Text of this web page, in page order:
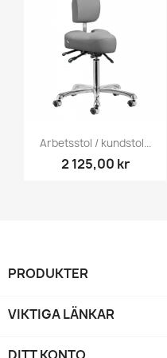
Arbetsstol / kundstol...
2 125,00 kr
PRODUKTER
VIKTIGA LÄNKAR